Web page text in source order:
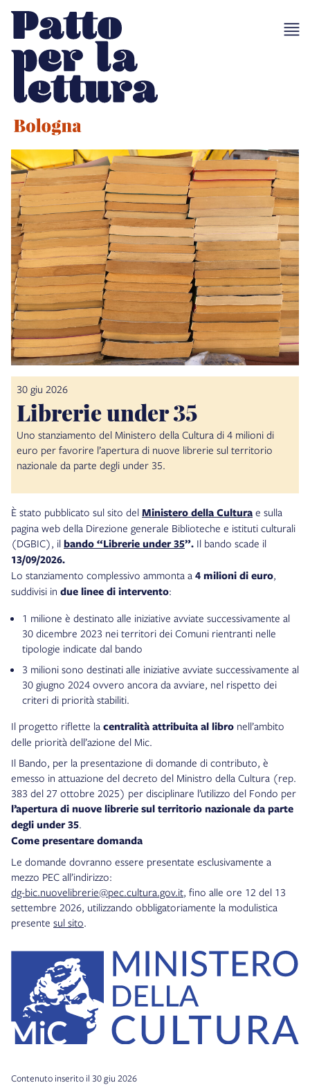
30 giu 2026
Librerie under 35
Uno stanziamento del Ministero della Cultura di 4 milioni di
euro per favorire l’apertura di nuove librerie sul territorio
nazionale da parte degli under 35.
È stato pubblicato sul sito del Ministero della Cultura e sulla
pagina web della Direzione generale Biblioteche e istituti culturali
(DGBIC), il bando “Librerie under 35”. Il bando scade il
13/09/2026.
Lo stanziamento complessivo ammonta a 4 milioni di euro,
suddivisi in due linee di intervento:
1 milione è destinato alle iniziative avviate successivamente al
30 dicembre 2023 nei territori dei Comuni rientranti nelle
tipologie indicate dal bando
3 milioni sono destinati alle iniziative avviate successivamente al
30 giugno 2024 ovvero ancora da avviare, nel rispetto dei
criteri di priorità stabiliti.
Il progetto riflette la centralità attribuita al libro nell’ambito
delle priorità dell’azione del Mic.
Il Bando, per la presentazione di domande di contributo, è
emesso in attuazione del decreto del Ministro della Cultura (rep.
383 del 27 ottobre 2025) per disciplinare l’utilizzo del Fondo per
l’apertura di nuove librerie sul territorio nazionale da parte
degli under 35.
Come presentare domanda
Le domande dovranno essere presentate esclusivamente a
mezzo PEC all’indirizzo:
dg-bic.nuovelibrerie@pec.cultura.gov.it, fino alle ore 12 del 13
settembre 2026, utilizzando obbligatoriamente la modulistica
presente sul sito.
Contenuto inserito il 30 giu 2026